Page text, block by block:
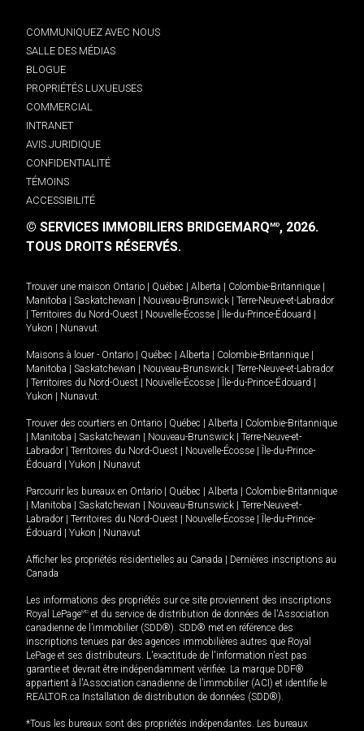
COMMUNIQUEZ AVEC NOUS
SALLE DES MÉDIAS
BLOGUE
PROPRIÉTÉS LUXUEUSES
COMMERCIAL
INTRANET
AVIS JURIDIQUE
CONFIDENTIALITÉ
TÉMOINS
ACCESSIBILITÉ
© SERVICES IMMOBILIERS BRIDGEMARQMD, 2026.
TOUS DROITS RÉSERVÉS.
Trouver une maison Ontario Québec Alberta Colombie-Britannique
Manitoba
Saskatchewan Nouveau-Brunswick
Terre-Neuve-et-Labrador
Territoires du Nord-Ouest Nouvelle-Écosse Île-du-Prince-Édouard
Yukon
Nunavut.
Maisons à louer - Ontario Québec Alberta Colombie-Britannique
Manitoba
Saskatchewan Nouveau-Brunswick
Terre-Neuve-et-Labrador
Territoires du Nord-Ouest Nouvelle-Écosse Île-du-Prince-Édouard
Yukon
Nunavut.
Trouver des courtiers en Ontario Québec Alberta
Colombie-Britannique
Manitoba Saskatchewan Nouveau-Brunswick
Terre-Neuve-et-
Labrador
Territoires du Nord-Ouest Nouvelle-Écosse
Île-du-Prince-
Édouard
Yukon Nunavut
Parcourir les bureaux en Ontario Québec Alberta
Colombie-Britannique
Manitoba Saskatchewan Nouveau-Brunswick
Terre-Neuve-et-
Labrador
Territoires du Nord-Ouest Nouvelle-Écosse
Île-du-Prince-
Édouard
Yukon Nunavut
Afficher les propriétés résidentielles au Canada
Dernières inscriptions au
Canada
Les informations des propriétés sur ce site proviennent des inscriptions
Royal LePageMD et du service de distribution de données de l'Association
canadienne de l’immobilier (SDD®). SDD® met en référence des
inscriptions tenues par des agences immobilières autres que Royal
LePage et ses distributeurs. L'exactitude de l'information n'est pas
garantie et devrait être indépendamment vérifiée. La marque DDF®
appartient à l'Association canadienne de l’immobilier (ACI) et identifie le
REALTOR.ca Installation de distribution de données (SDD®).
*Tous les bureaux sont des propriétés indépendantes. Les bureaux